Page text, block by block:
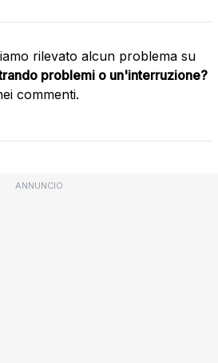
rilevato alcun problema su
problemi o un'interruzione?
commenti.
ANNUNCIO